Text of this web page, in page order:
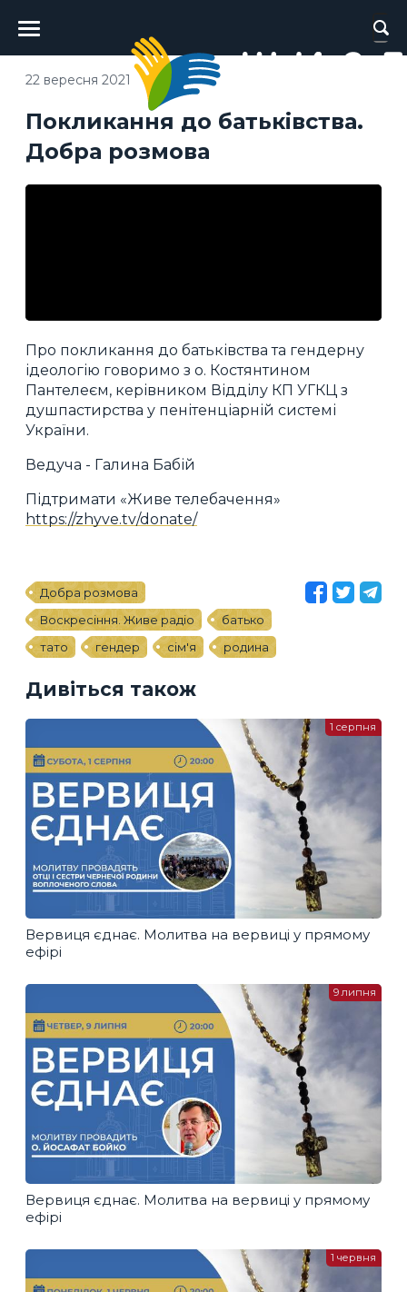
Головне
меню
Покликання до батьківства.
Добра розмова
22 вересня 2021
Про покликання до батьківства та гендерну
ідеологію говоримо з о. Костянтином
Пантелеєм, керівником Відділу КП УГКЦ з
душпастирства у пенітенціарній системі
України.
Ведуча - Галина Бабій
Підтримати «Живе телебачення»
https://zhyve.tv/donate/
Добра розмова
Воскресіння. Живе радіо
батько
тато
гендер сім'я родина
Дивіться також
Вервиця єднає. Молитва на вервиці у прямому
ефірі
1 серпня
Вервиця єднає. Молитва на вервиці у прямому
ефірі
9 липня
1 червня